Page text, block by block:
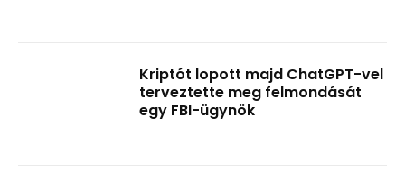
Kriptót lopott majd ChatGPT-vel
terveztette meg felmondását
egy FBI-ügynök